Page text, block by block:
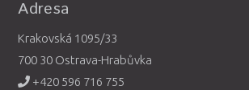
Adresa
Krakovská 1095/33
700 30 Ostrava-Hrabůvka
+420 596 716 755